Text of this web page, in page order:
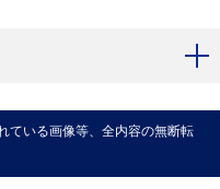
いる画像等、全内容の無断転